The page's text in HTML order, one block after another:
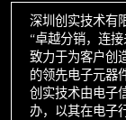
深圳创实技术
“卓越分销，连
致力于为客户创
的领先电子元器
创实技术由电子
办，以其在电子